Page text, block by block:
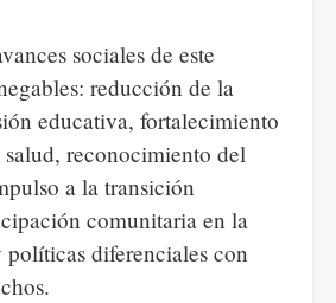
sociales de este
reducción de la
educativa, fortalecimiento
reconocimiento del
a la transición
comunitaria en la
diferenciales con